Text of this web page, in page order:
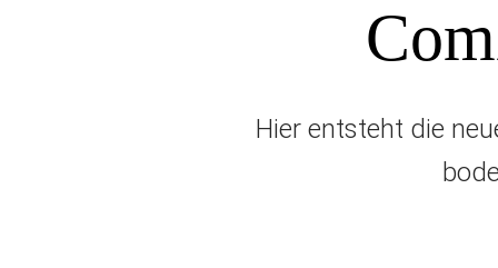
Hier entsteht die